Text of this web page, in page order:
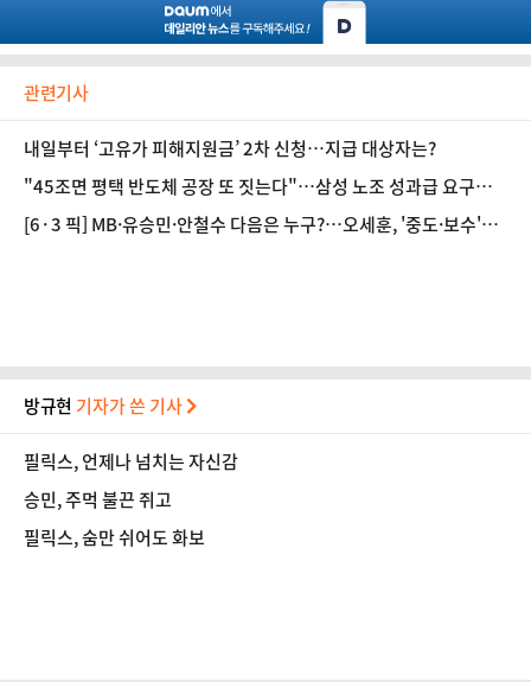
관련기사
내일부터 ‘고유가 피해지원금’ 2차 신청…지급 대상자는?
"45조면 평택 반도체 공장 또 짓는다"…삼성 노조 성과급 요구액
환산해보니①
[6·3 픽] MB·유승민·안철수 다음은 누구?…오세훈, '중도·보수'
방규현 기자가 쓴 기사
필릭스, 언제나 넘치는 자신감
승민, 주먹 불끈 쥐고
필릭스, 숨만 쉬어도 화보